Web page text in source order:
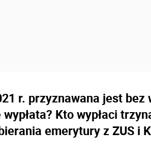
r. przyznawana jest
Kto wypłaci
emerytury z ZUS i